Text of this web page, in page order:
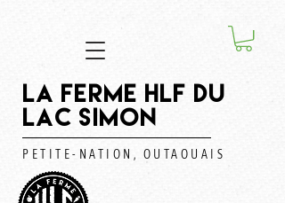
LA FERME HLF DU
LAC SIMON
PETITE-NATION, OUTAOUAIS